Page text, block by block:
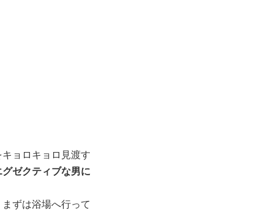
ョロキョロ見渡す
グゼクティブな男に
ずは浴場へ行って